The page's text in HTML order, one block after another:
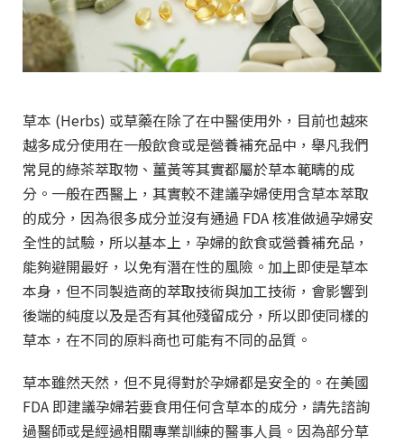
草本 (Herbs) 或草藥在除了在中醫使用外，目前也越來
越多成分使用在一般飲食或是營養補充品中，舉凡我們
常見的綠茶萃取物、薑黃等其實都屬於草本範疇的成
分。一般在西醫上，其實較不建議孕婦使用含草本萃取
的成分，因為很多成分並沒有通過 FDA 核准做過孕婦安
全性的試驗，所以基本上，孕婦的飲食或營養補充品，
能夠避開最好，以免有潛在性的風險。加上即使是草本
本身，但不同製造商的萃取技術與加工技術，會影響到
後端的純度以及是否有其他殘留成分，所以即使同樣的
草本，在不同的原料商也可能有不同的品質。
草本雖然天然，但不見得對於孕婦都是安全的。在美國
FDA 即建議孕婦若要食用任何含草本的成分，請先諮詢
過醫師或是經過相關專業訓練的醫事人員。因為部分草